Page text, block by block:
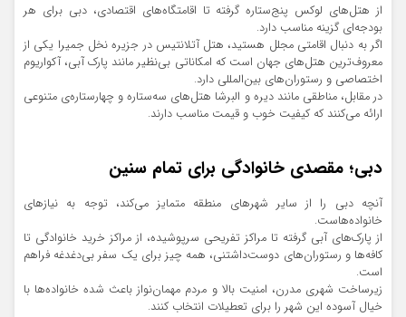
از هتل‌های لوکس پنج‌ستاره گرفته تا اقامتگاه‌های اقتصادی، دبی برای هر
بودجه‌ای گزینه مناسب دارد.
اگر به دنبال اقامتی مجلل هستید، هتل آتلانتیس در جزیره نخل جمیرا یکی از
معروف‌ترین هتل‌های جهان است که امکاناتی بی‌نظیر مانند پارک آبی، آکواریوم
اختصاصی و رستوران‌های بین‌المللی دارد.
در مقابل، مناطقی مانند دیره و البرشا هتل‌های سه‌ستاره و چهار‌ستاره‌ی متنوعی
ارائه می‌کنند که کیفیت خوب و قیمت مناسب دارند.
دبی؛ مقصدی خانوادگی برای تمام سنین
آنچه دبی را از سایر شهرهای منطقه متمایز می‌کند، توجه به نیازهای
خانواده‌هاست.
از پارک‌های آبی گرفته تا مراکز تفریحی سرپوشیده، از مراکز خرید خانوادگی تا
کافه‌ها و رستوران‌های دوست‌داشتنی، همه چیز برای یک سفر بی‌دغدغه فراهم
است.
زیرساخت شهری مدرن، امنیت بالا و مردم مهمان‌نواز باعث شده خانواده‌ها با
خیال آسوده این شهر را برای تعطیلات انتخاب کنند.